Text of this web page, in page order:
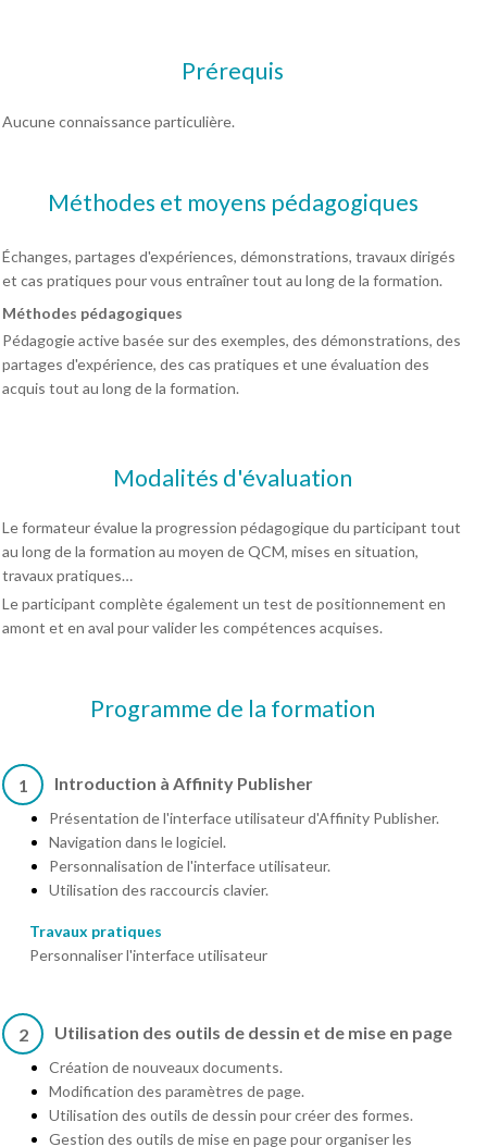
Prérequis
Aucune connaissance particulière.
Méthodes et moyens pédagogiques
Échanges, partages d'expériences, démonstrations, travaux dirigés
et cas pratiques pour vous entraîner tout au long de la formation.
Méthodes pédagogiques
Pédagogie active basée sur des exemples, des démonstrations, des
partages d'expérience, des cas pratiques et une évaluation des
acquis tout au long de la formation.
Modalités d'évaluation
Le formateur évalue la progression pédagogique du participant tout
au long de la formation au moyen de QCM, mises en situation,
travaux pratiques…
Le participant complète également un test de positionnement en
amont et en aval pour valider les compétences acquises.
Programme de la formation
1 Introduction à Affinity Publisher
Présentation de l'interface utilisateur d'Affinity Publisher.
Navigation dans le logiciel.
Personnalisation de l'interface utilisateur.
Utilisation des raccourcis clavier.
Travaux pratiques
Personnaliser l'interface utilisateur
2 Utilisation des outils de dessin et de mise en page
Création de nouveaux documents.
Modification des paramètres de page.
Utilisation des outils de dessin pour créer des formes.
Gestion des outils de mise en page pour organiser les